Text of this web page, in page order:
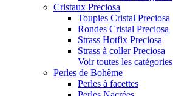
Cristaux Preciosa
Toupies Cristal Preciosa
Rondes Cristal Preciosa
Strass Hotfix Preciosa
Strass à coller Preciosa
Voir toutes les catégories
Perles de Bohême
Perles à facettes